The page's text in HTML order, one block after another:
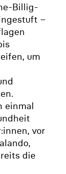
Billig-
–
um
einmal
vor
die